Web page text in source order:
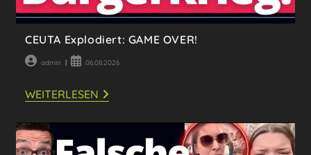
CEUTA Explodiert: GAME OVER!
Beitrags-
admin
Beitrag06.08.2026
WEITERLESENCEUTA
EXPLODIERT:
OVER!